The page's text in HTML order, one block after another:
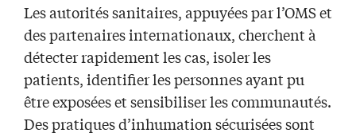
Les autorités sanitaires, appuyées par l’OMS et
des partenaires internationaux, cherchent à
détecter rapidement les cas, isoler les
patients, identifier les personnes ayant pu
être exposées et sensibiliser les communautés.
Des pratiques d’inhumation sécurisées sont